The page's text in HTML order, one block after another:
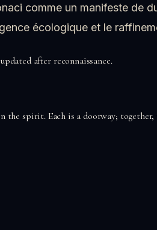
comme un manifeste de
écologique et le
after reconnaissance.
spirit. Each is a doorway;